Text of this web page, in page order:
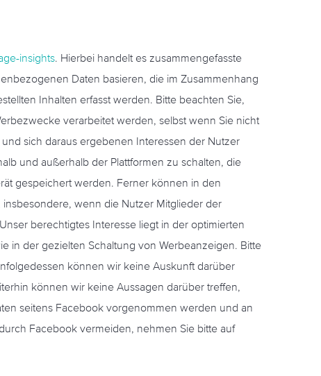
insights. Hierbei handelt es zusammengefasste
Daten basieren, die im Zusammenhang
Inhalten erfasst werden. Bitte beachten Sie,
verarbeitet werden, selbst wenn Sie nicht
sich daraus ergebenen Interessen der Nutzer
und außerhalb der Plattformen zu schalten, die
gespeichert werden. Ferner können in den
wenn die Nutzer Mitglieder der
berechtigtes Interesse liegt in der optimierten
in der gezielten Schaltung von Werbeanzeigen. Bitte
können wir keine Auskunft darüber
können wir keine Aussagen darüber treffen,
seitens Facebook vorgenommen werden und an
Facebook vermeiden, nehmen Sie bitte auf